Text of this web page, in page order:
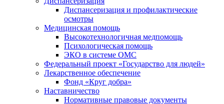
Диспансеризация и профилактические
осмотры
Медицинская помощь
Высокотехнологичная медпомощь
Психологическая помощь
ЭКО в системе ОМС
Федеральный проект «Государство для людей»
Лекарственное обеспечение
Фонд «Круг добра»
Наставничество
Нормативные правовые документы